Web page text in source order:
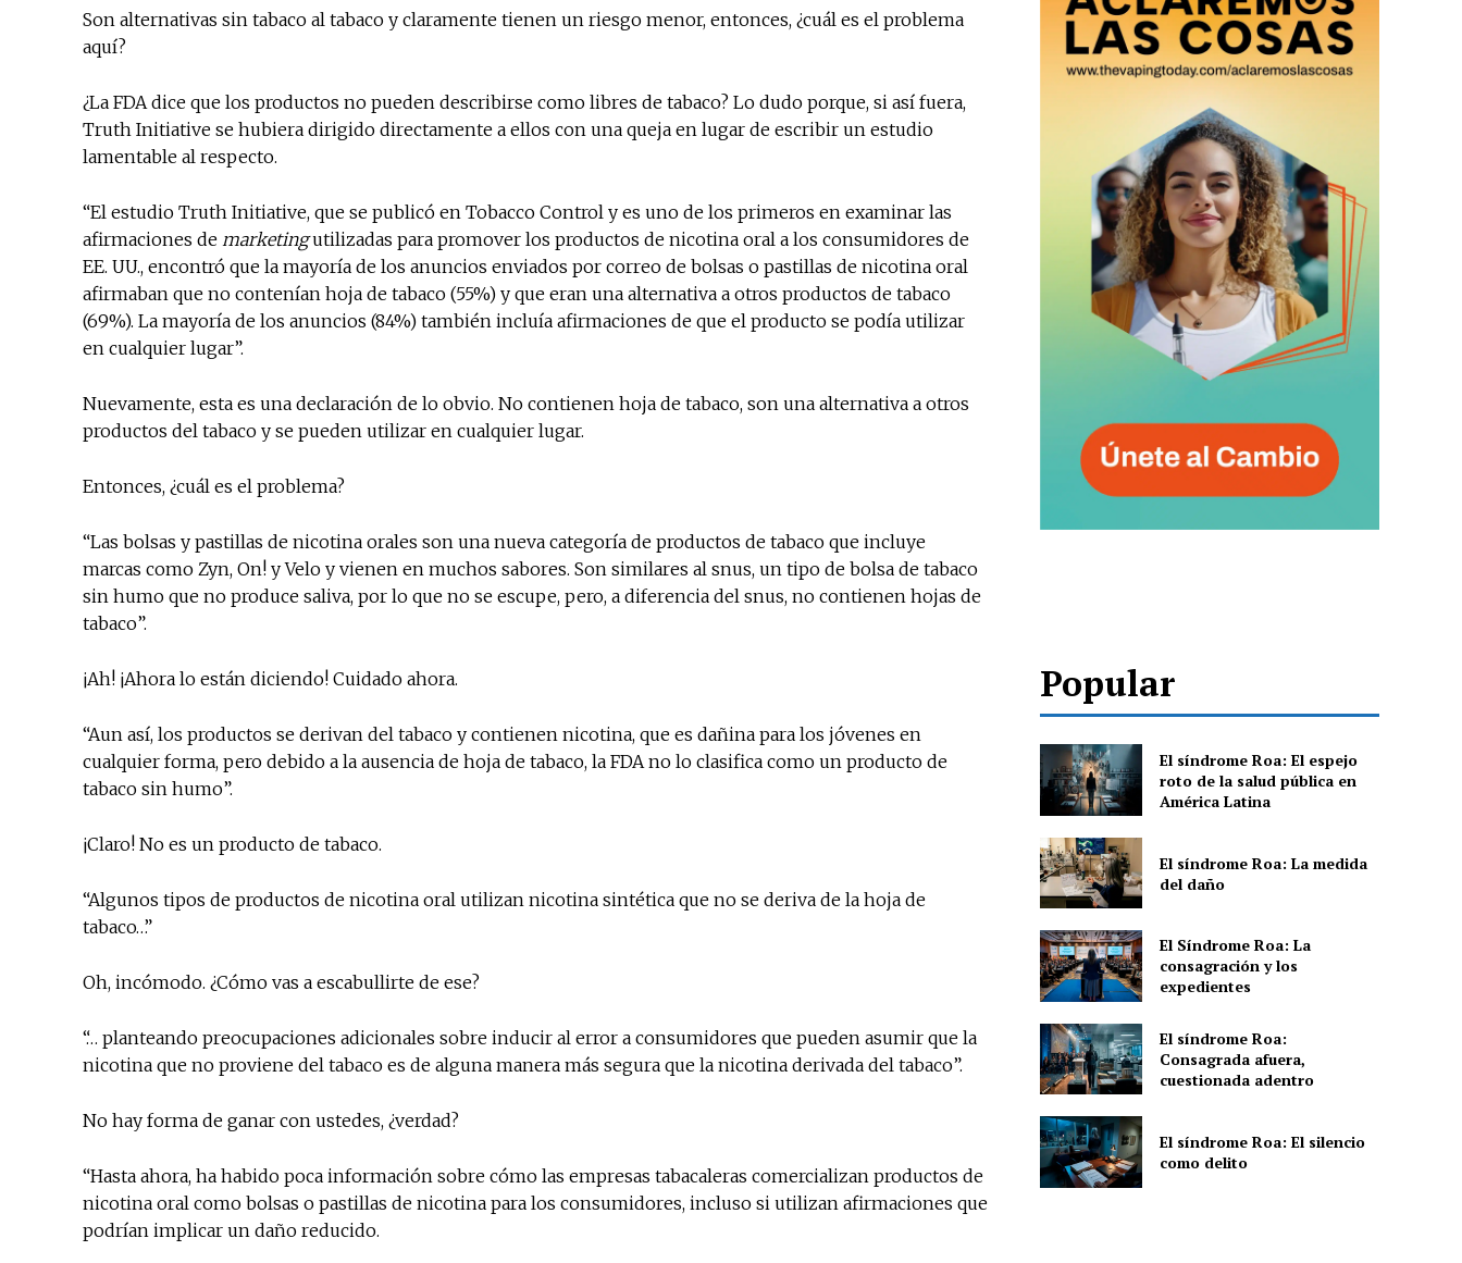
noticias del vapeo y la reducción de daños en tu correo
Subscribe to our daily clipping and receive all the news
of vaping and tobacco harm reduction in your email.
SUBSCRIBIRSE
Son alternativas sin tabaco al tabaco y claramente tienen un riesgo menor, entonces, ¿cuál es el problema
aquí?
¿La FDA dice que los productos no pueden describirse como libres de tabaco? Lo dudo porque, si así fuera,
Truth Initiative se hubiera dirigido directamente a ellos con una queja en lugar de escribir un estudio
lamentable al respecto.
“El estudio Truth Initiative, que se publicó en Tobacco Control y es uno de los primeros en examinar las
afirmaciones de marketingutilizadas para promover los productos de nicotina oral a los consumidores de
EE. UU., encontró que la mayoría de los anuncios enviados por correo de bolsas o pastillas de nicotina oral
afirmaban que no contenían hoja de tabaco (55%) y que eran una alternativa a otros productos de tabaco
(69%). La mayoría de los anuncios (84%) también incluía afirmaciones de que el producto se podía utilizar
en cualquier lugar”.
Nuevamente, esta es una declaración de lo obvio. No contienen hoja de tabaco, son una alternativa a otros
productos del tabaco y se pueden utilizar en cualquier lugar.
Entonces, ¿cuál es el problema?
“Las bolsas y pastillas de nicotina orales son una nueva categoría de productos de tabaco que incluye
marcas como Zyn, On! y Velo y vienen en muchos sabores. Son similares al snus, un tipo de bolsa de tabaco
sin humo que no produce saliva, por lo que no se escupe, pero, a diferencia del snus, no contienen hojas de
tabaco”.
¡Ah! ¡Ahora lo están diciendo! Cuidado ahora.
“Aun así, los productos se derivan del tabaco y contienen nicotina, que es dañina para los jóvenes en
cualquier forma, pero debido a la ausencia de hoja de tabaco, la FDA no lo clasifica como un producto de
tabaco sin humo”.
¡Claro! No es un producto de tabaco.
“Algunos tipos de productos de nicotina oral utilizan nicotina sintética que no se deriva de la hoja de
tabaco…”
Oh, incómodo. ¿Cómo vas a escabullirte de ese?
“… planteando preocupaciones adicionales sobre inducir al error a consumidores que pueden asumir que la
nicotina que no proviene del tabaco es de alguna manera más segura que la nicotina derivada del tabaco”.
No hay forma de ganar con ustedes, ¿verdad?
“Hasta ahora, ha habido poca información sobre cómo las empresas tabacaleras comercializan productos de
nicotina oral como bolsas o pastillas de nicotina para los consumidores, incluso si utilizan afirmaciones que
podrían implicar un daño reducido.
Popular
El síndrome Roa: El espejo
roto de la salud pública en
América Latina
El síndrome Roa: La medida
del daño
El Síndrome Roa: La
consagración y los
expedientes
El síndrome Roa:
Consagrada afuera,
cuestionada adentro
El síndrome Roa: El silencio
como delito